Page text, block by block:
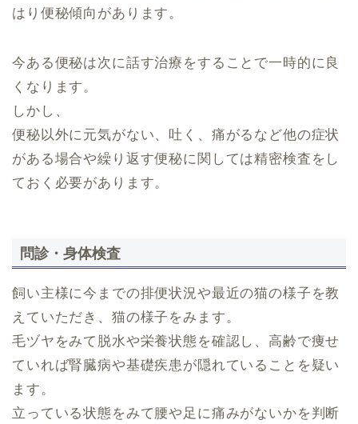
はり便秘傾向があります。
今ある便秘は次に話す治療をすることで一時的に良
くなります。
しかし、
便秘以外に元気がない、吐く、痛がるなど他の症状
がある場合や繰り返す便秘に関しては精密検査をし
ておく必要があります。
問診・身体検査
飼い主様に今までの排便状況や最近の猫の様子を教
えていただき、猫の様子をみます。
毛ヅヤをみて脱水や栄養状態を確認し、高齢で痩せ
ていれば腎臓病や基礎疾患が隠れていることを疑い
ます。
立っている状態をみて腰や足に痛みがないかを判断